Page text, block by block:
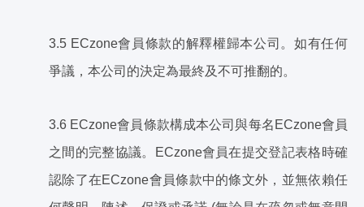
3.5 ECzone會員條款的解釋權歸本公司。如有任何
爭議，本公司的決定為最終及不可推翻的。
3.6 ECzone會員條款構成本公司與每名ECzone會員
之間的完整協議。ECzone會員在提交登記表格時確
認除了在ECzone會員條款中的條文外，並無依賴任